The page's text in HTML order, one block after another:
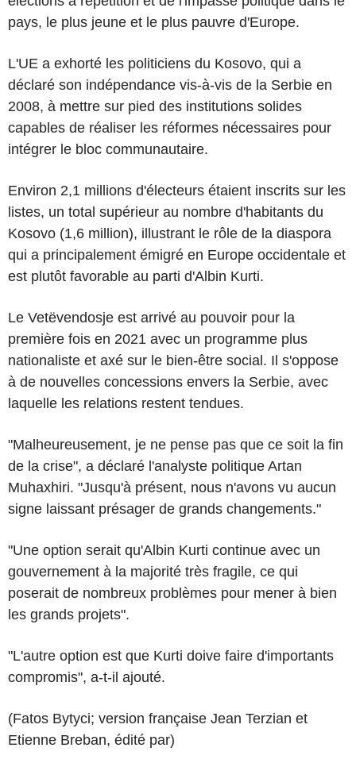
pays, le plus jeune et le plus pauvre d'Europe.
L'UE a exhorté les politiciens du Kosovo, qui a
déclaré son indépendance vis-à-vis de la Serbie en
2008, à mettre sur pied des institutions solides
capables de réaliser les réformes nécessaires pour
intégrer le bloc communautaire.
Environ 2,1 millions d'électeurs étaient inscrits sur les
listes, un total supérieur au nombre d'habitants du
Kosovo (1,6 million), illustrant le rôle de la diaspora
qui a principalement émigré en Europe occidentale et
est plutôt favorable au parti d'Albin Kurti.
Le Vetëvendosje est arrivé au pouvoir pour la
première fois en 2021 avec un programme plus
nationaliste et axé sur le bien-être social. Il s'oppose
à de nouvelles concessions envers la Serbie, avec
laquelle les relations restent tendues.
"Malheureusement, je ne pense pas que ce soit la fin
de la crise", a déclaré l'analyste politique Artan
Muhaxhiri. "Jusqu'à présent, nous n'avons vu aucun
signe laissant présager de grands changements."
"Une option serait qu'Albin Kurti continue avec un
gouvernement à la majorité très fragile, ce qui
poserait de nombreux problèmes pour mener à bien
les grands projets".
"L'autre option est que Kurti doive faire d'importants
compromis", a-t-il ajouté.
(Fatos Bytyci; version française Jean Terzian et
Etienne Breban, édité par)